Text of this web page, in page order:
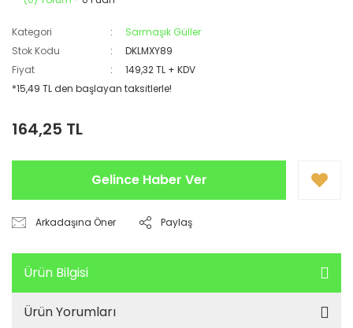
Kategori
Sarmaşık Güller
Stok Kodu
DKLMXY89
Fiyat
149,32 TL + KDV
*15,49 TL den başlayan taksitlerle!
164,25 TL
Gelince Haber Ver
Arkadaşına Öner Paylaş
Ürün Bilgisi
Ürün Yorumları